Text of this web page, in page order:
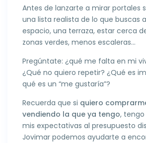
Antes de lanzarte a mirar portales
una lista realista de lo que buscas
espacio, una terraza, estar cerca
zonas verdes, menos escaleras…
Pregúntate: ¿qué me falta en mi
¿Qué no quiero repetir? ¿Qué es
qué es un “me gustaría”?
Recuerda que si quiero
vendiendo la que ya tengo,
mis expectativas al presupuesto
Jovimar podemos ayudarte a